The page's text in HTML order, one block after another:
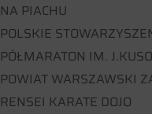
NA PIACHU
POLSKIE
PÓŁMARATON IM.
POWIAT WARSZAWSKI
RENSEI KARATE DOJO